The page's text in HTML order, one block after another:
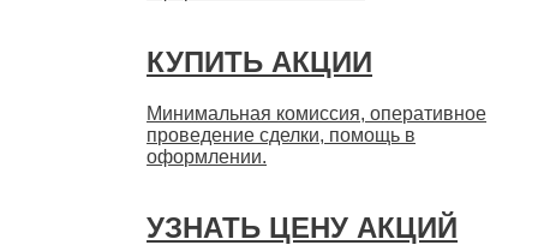
КУПИТЬ АКЦИИ
Минимальная комиссия, оперативное
проведение сделки, помощь в
оформлении.
УЗНАТЬ ЦЕНУ АКЦИЙ